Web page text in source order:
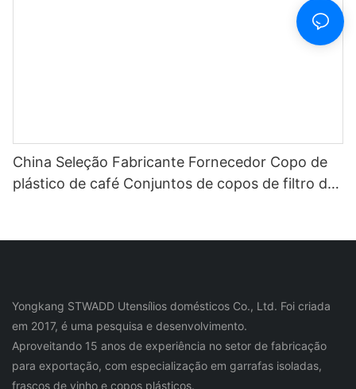
China Seleção Fabricante Fornecedor Copo de
plástico de café Conjuntos de copos de filtro de
Yongkang STWADD Utensílios domésticos Co., Ltd. Foi criada
em 2017, é uma pesquisa e desenvolvimento.
Aproveitando 15 anos de experiência no setor de fabricação
para exportação, com especialização em garrafas isoladas,
frascos de vinho e copos plásticos.